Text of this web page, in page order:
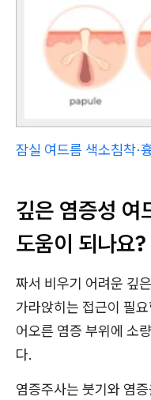
잠실 여드름 색소침착·
깊은 염증성 여
도움이 되나요?
짜서 비우기 어려운 깊
가라앉히는 접근이 필
어오른 염증 부위에 소
다.
염증주사는 붓기와 염